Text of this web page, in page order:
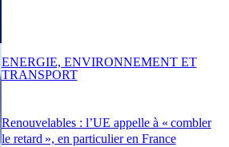
Renouvelables : l’UE appelle à « combler
le retard », en particulier en France
ENERGIE, ENVIRONNEMENT ET
TRANSPORT